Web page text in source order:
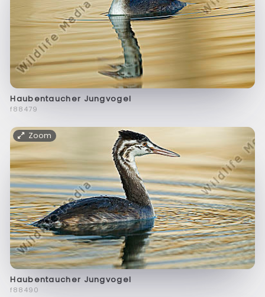
Haubentaucher Jungvogel
f88479
Zoom
Haubentaucher Jungvogel
f88490